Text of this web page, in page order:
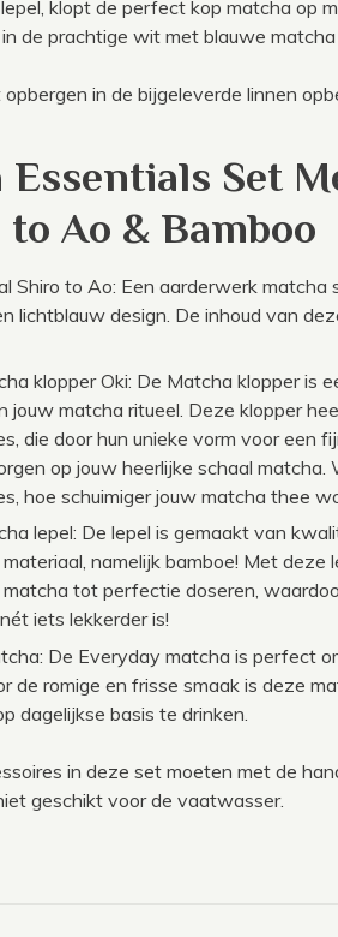
klopt de perfect kop matcha op
de prachtige wit met blauwe matcha
opbergen in de bijgeleverde linnen
Essentials Set
Ao & Bamboo
Shiro to Ao: Een aarderwerk matcha
lichtblauw design. De inhoud van
klopper Oki: De Matcha klopper is
jouw matcha ritueel. Deze klopper
die door hun unieke vorm voor een
op jouw heerlijke schaal matcha.
hoe schuimiger jouw matcha thee
lepel: De lepel is gemaakt van
namelijk bamboe! Met deze
tot perfectie doseren,
iets lekkerder is!
De Everyday matcha is perfect
de romige en frisse smaak is deze
dagelijkse basis te drinken.
in deze set moeten met de
geschikt voor de vaatwasser.